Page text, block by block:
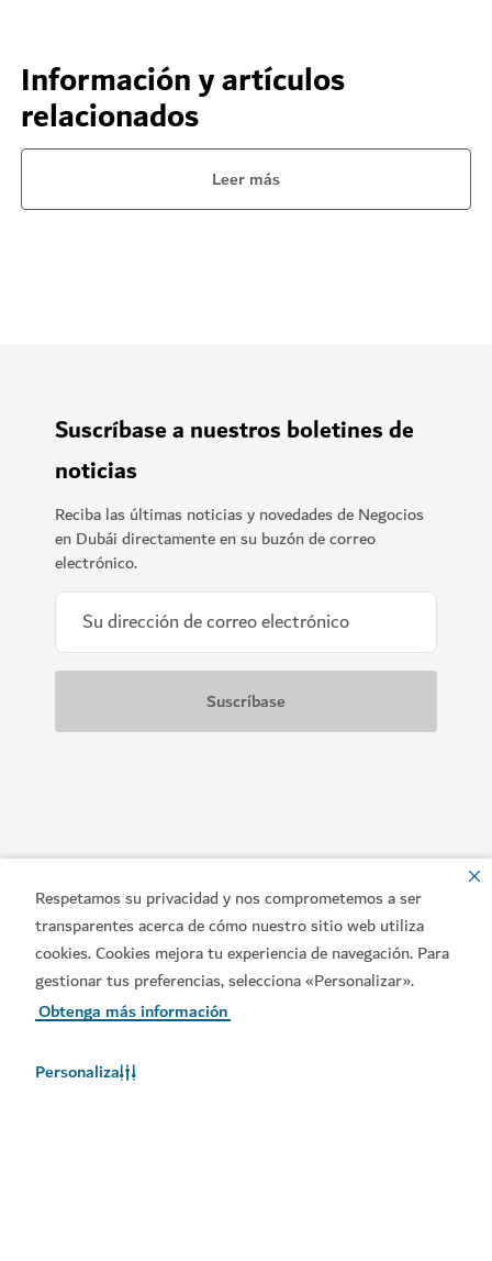
Respetamos su privacidad y nos comprometemos a ser
transparentes acerca de cómo nuestro sitio web utiliza
cookies. Cookies mejora tu experiencia de navegación. Para
gestionar tus preferencias, selecciona «Personalizar».
Obtenga más información
Personaliza
Información y artículos
relacionados
Leer más
Suscríbase a nuestros boletines de
noticias
Reciba las últimas noticias y novedades de Negocios
en Dubái directamente en su buzón de correo
electrónico.